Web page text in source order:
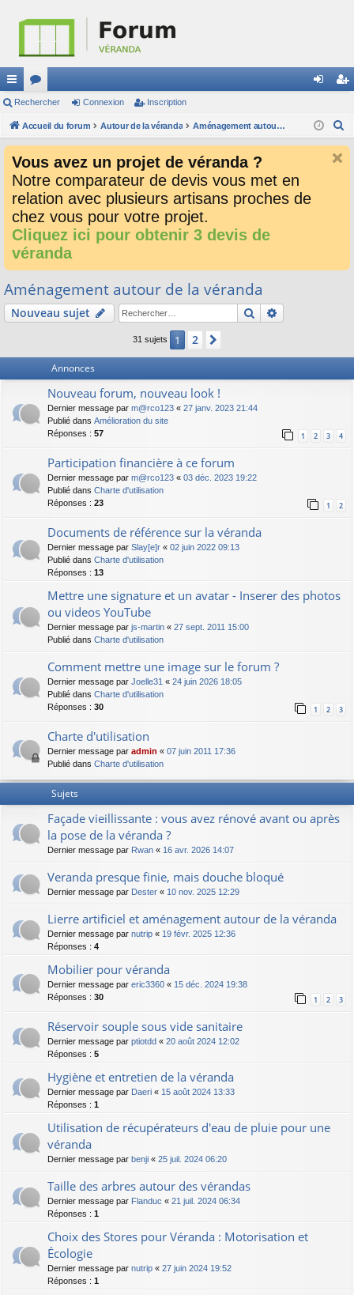
ac
co
ci
or
u
s
ne cri
Rechercher Connexion Inscription
Accueil du forum Autour de la véranda Aménagement autour de la véranda
Vous avez un projet de véranda ?
Notre comparateur de devis vous met en
relation avec plusieurs artisans proches de
chez vous pour votre projet.
Cliquez ici pour obtenir 3 devis de
véranda
Aménagement autour de la véranda
Nouveau sujet Rechercher
31 sujets 1 2
Annonces
Nouveau forum, nouveau look !
Dernier message par m@rco123 « 27 janv. 2023 21:44
Publié dans Amélioration du site
Réponses : 57 1 2 3 4
Participation financière à ce forum
Dernier message par m@rco123 « 03 déc. 2023 19:22
Publié dans Charte d'utilisation
Réponses : 23 1 2
Documents de référence sur la véranda
Dernier message par Slay[e]r « 02 juin 2022 09:13
Publié dans Charte d'utilisation
Réponses : 13
Mettre une signature et un avatar - Inserer des photos
ou videos YouTube
Dernier message par js-martin « 27 sept. 2011 15:00
Publié dans Charte d'utilisation
Comment mettre une image sur le forum ?
Dernier message par Joelle31 « 24 juin 2026 18:05
Publié dans Charte d'utilisation
Réponses : 30 1 2 3
Charte d'utilisation
Dernier message par admin « 07 juin 2011 17:36
Publié dans Charte d'utilisation
Sujets
Façade vieillissante : vous avez rénové avant ou après
la pose de la véranda ?
Dernier message par Rwan « 16 avr. 2026 14:07
Veranda presque finie, mais douche bloqué
Dernier message par Dester « 10 nov. 2025 12:29
Lierre artificiel et aménagement autour de la véranda
Dernier message par nutrip « 19 févr. 2025 12:36
Réponses : 4
Mobilier pour véranda
Dernier message par eric3360 « 15 déc. 2024 19:38
Réponses : 30 1 2 3
Réservoir souple sous vide sanitaire
Dernier message par ptiotdd « 20 août 2024 12:02
Réponses : 5
Hygiène et entretien de la véranda
Dernier message par Daeri « 15 août 2024 13:33
Réponses : 1
Utilisation de récupérateurs d'eau de pluie pour une
véranda
Dernier message par benji « 25 juil. 2024 06:20
Taille des arbres autour des vérandas
Dernier message par Flanduc « 21 juil. 2024 06:34
Réponses : 1
Choix des Stores pour Véranda : Motorisation et
Écologie
Dernier message par nutrip « 27 juin 2024 19:52
Réponses : 1